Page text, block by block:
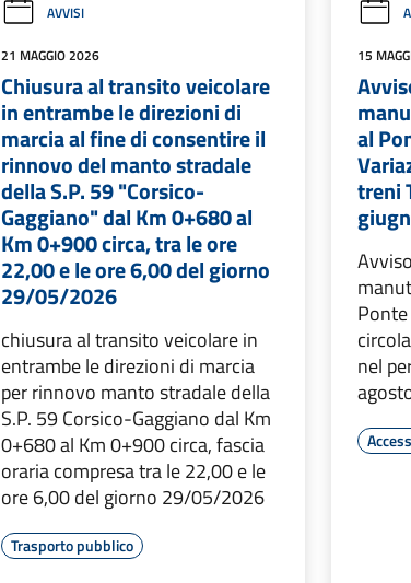
AVVISI
21 MAGGIO 2026
Chiusura al transito veicolare
in entrambe le direzioni di
marcia al fine di consentire il
rinnovo del manto stradale
della S.P. 59 "Corsico-
Gaggiano" dal Km 0+680 al
Km 0+900 circa, tra le ore
22,00 e le ore 6,00 del giorno
29/05/2026
chiusura al transito veicolare in
entrambe le direzioni di marcia
per rinnovo manto stradale della
S.P. 59 Corsico-Gaggiano dal Km
0+680 al Km 0+900 circa, fascia
oraria compresa tra le 22,00 e le
ore 6,00 del giorno 29/05/2026
Trasporto pubblico
15
al
treni
nel